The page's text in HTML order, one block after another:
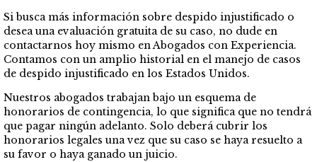
Si busca más información sobre despido injustificado o
desea una evaluación gratuita de su caso, no dude en
contactarnos hoy mismo en Abogados con Experiencia.
Contamos con un amplio historial en el manejo de casos
de despido injustificado en los Estados Unidos.
Nuestros abogados trabajan bajo un esquema de
honorarios de contingencia, lo que significa que no tendrá
que pagar ningún adelanto. Solo deberá cubrir los
honorarios legales una vez que su caso se haya resuelto a
su favor o haya ganado un juicio.